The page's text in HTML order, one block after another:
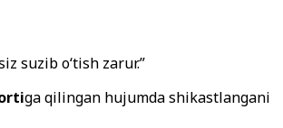
suzib o‘tish zarur.”
ga qilingan hujumda shikastlangani